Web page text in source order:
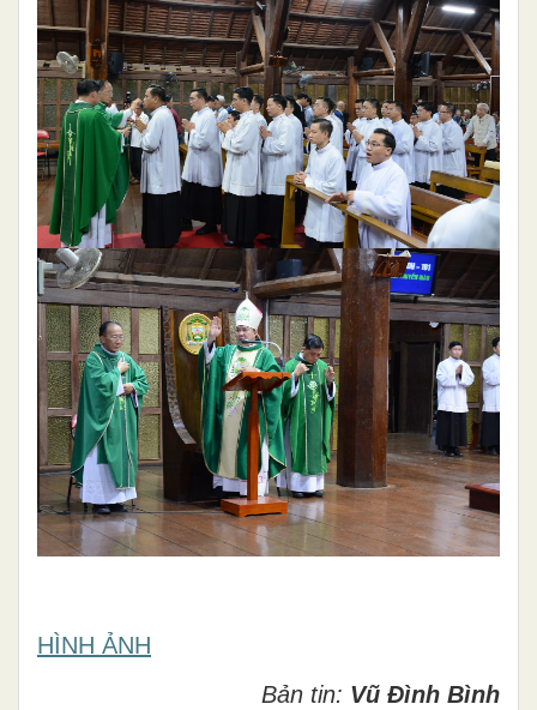
HÌNH ẢNH
Bản tin: Vũ Đình Bình